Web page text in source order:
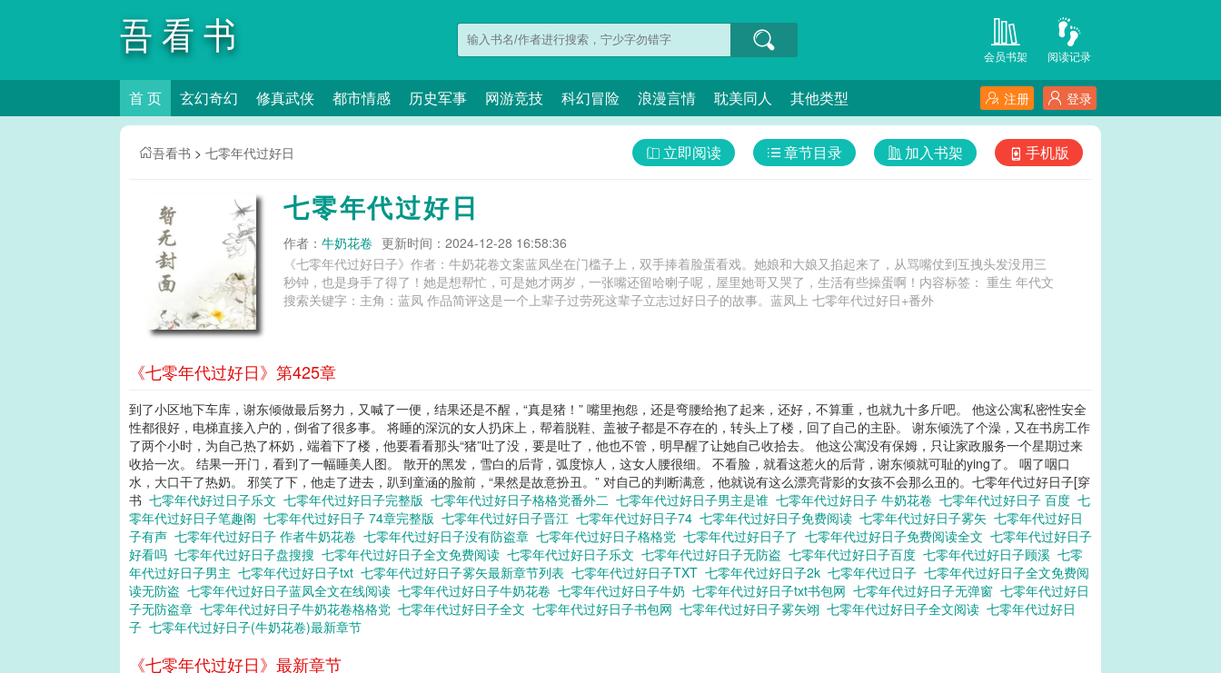
吾看书 阅读记录
会员书架
首 页 玄幻奇幻 修真武侠 都市情感 历史军事 网游竞技 科幻冒险 浪漫言情 耽美同人 其他类型 登录
注册
吾看书 > 七零年代过好日 手机版
加入书架
章节目录
立即阅读
七零年代过好日
作者： 牛奶花卷 更新时间：2024-12-28 16:58:36
《七零年代过好日子》作者：牛奶花卷文案蓝凤坐在门槛子上，双手捧着脸蛋看戏。她娘和大娘又掐起来了，从骂嘴仗到互拽头发没用三
秒钟，也是身手了得了！她是想帮忙，可是她才两岁，一张嘴还留哈喇子呢，屋里她哥又哭了，生活有些操蛋啊！内容标签： 重生 年代文
搜索关键字：主角：蓝凤 作品简评这是一个上辈子过劳死这辈子立志过好日子的故事。蓝凤上 七零年代过好日+番外
《七零年代过好日》第425章
到了小区地下车库，谢东倾做最后努力，又喊了一便，结果还是不醒，“真是猪！” 嘴里抱怨，还是弯腰给抱了起来，还好，不算重，也就九十多斤吧。 他这公寓私密性安全
性都很好，电梯直接入户的，倒省了很多事。 将睡的深沉的女人扔床上，帮着脱鞋、盖被子都是不存在的，转头上了楼，回了自己的主卧。 谢东倾洗了个澡，又在书房工作
了两个小时，为自己热了杯奶，端着下了楼，他要看看那头“猪”吐了没，要是吐了，他也不管，明早醒了让她自己收拾去。 他这公寓没有保姆，只让家政服务一个星期过来
收拾一次。 结果一开门，看到了一幅睡美人图。 散开的黑发，雪白的后背，弧度惊人，这女人腰很细。 不看脸，就看这惹火的后背，谢东倾就可耻的ying了。 咽了咽口
水，大口干了热奶。 邪笑了下，他走了进去，趴到童涵的脸前，“果然是故意扮丑。” 对自己的判断满意，他就说有这么漂亮背影的女孩不会那么丑的。七零年代过好日子[穿
书 七零年代好过日子乐文 七零年代过好日子完整版 七零年代过好日子格格党番外二 七零年代过好日子男主是谁 七零年代过好日子 牛奶花卷 七零年代过好日子 百度 七
零年代过好日子笔趣阁 七零年代过好日子 74章完整版 七零年代过好日子晋江 七零年代过好日子74 七零年代过好日子免费阅读 七零年代过好日子雾矢 七零年代过好日
子有声 七零年代过好日子 作者牛奶花卷 七零年代过好日子没有防盗章 七零年代过好日子格格党 七零年代过好日子了 七零年代过好日子免费阅读全文 七零年代过好日子
好看吗 七零年代过好日子盘搜搜 七零年代过好日子全文免费阅读 七零年代过好日子乐文 七零年代过好日子无防盗 七零年代过好日子百度 七零年代过好日子顾溪 七零
年代过好日子男主 七零年代过好日子txt 七零年代过好日子雾矢最新章节列表 七零年代过好日子TXT 七零年代过好日子2k 七零年代过日子 七零年代过好日子全文免费阅
读无防盗 七零年代过好日子蓝凤全文在线阅读 七零年代过好日子牛奶花卷 七零年代过好日子牛奶 七零年代过好日子txt书包网 七零年代过好日子无弹窗 七零年代过好日
子无防盗章 七零年代过好日子牛奶花卷格格党 七零年代过好日子全文 七零年代过好日子书包网 七零年代过好日子雾矢翊 七零年代过好日子全文阅读 七零年代过好日
子 七零年代过好日子(牛奶花卷)最新章节
《七零年代过好日》最新章节